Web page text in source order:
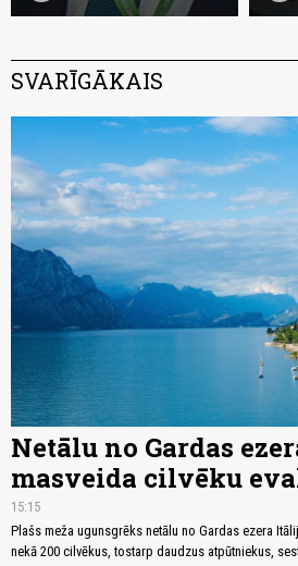
SVARĪGĀKAIS
Netālu no Gardas
masveida cilvēku
15:15
Plašs meža ugunsgrēks netālu no Gardas ezera
nekā 200 cilvēkus, tostarp daudzus atpūtniekus,